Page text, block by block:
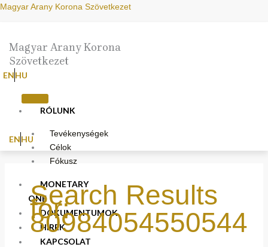
Skip
Magyar Arany Korona Szövetkezet
Magyar Arany Korona
Szövetkezet
ENHU
RÓLUNK
Tevékenységek
Célok
Fókusz
MONETARY
ONE
DOKUMENTUMOK
HÍREK
KAPCSOLAT
ENHU
Search Results
for:
80984054550544
Search